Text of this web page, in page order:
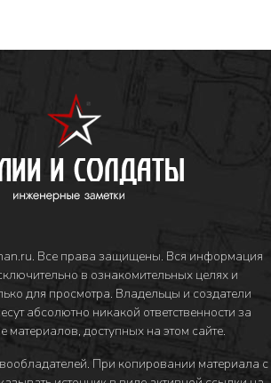
Все права защищены. Вся информация
в ознакомительных целях и
для просмотра. Владельцы и создатели
абсолютно никакой ответственности за
материалов, доступных на этом сайте.
. При копировании материала с